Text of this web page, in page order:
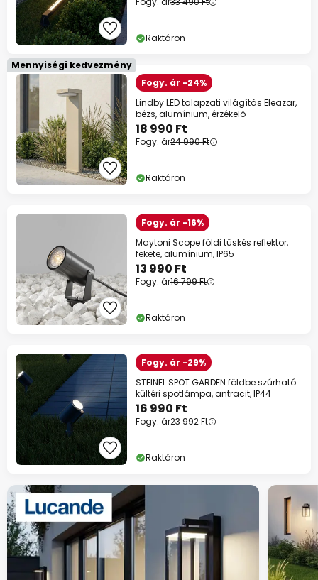
Raktáron
Mennyiségi kedvezmény
Fogy. ár -24%
Lindby LED talapzati világítás Eleazar,
bézs, alumínium, érzékelő
18 990 Ft
Fogy. ár24 990 Ft
Raktáron
Fogy. ár -16%
Maytoni Scope földi tüskés reflektor,
fekete, alumínium, IP65
13 990 Ft
Fogy. ár16 799 Ft
Raktáron
Fogy. ár -29%
STEINEL SPOT GARDEN földbe szúrható
kültéri spotlámpa, antracit, IP44
16 990 Ft
Fogy. ár23 992 Ft
Raktáron